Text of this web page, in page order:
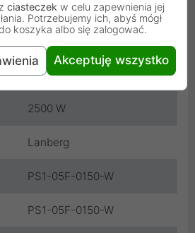
Zabezpieczenie przed
Uniwersalne
2500 W
Lanberg
PS1-05F-0150-W
PS1-05F-0150-W
ciasteczek w celu zapewnienia jej
Potrzebujemy ich, abyś mógł
koszyka albo się zalogować.
Akceptuję wszystko